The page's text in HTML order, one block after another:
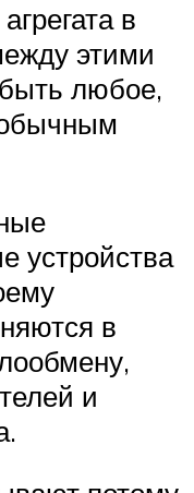
в
этими
любое,
обычным
устройства
в
и